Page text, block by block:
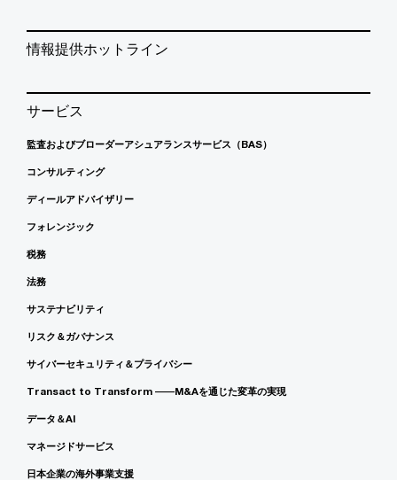
情報提供ホットライン
サービス
監査およびブローダーアシュアランスサービス（BAS）
コンサルティング
ディールアドバイザリー
フォレンジック
税務
法務
サステナビリティ
リスク＆ガバナンス
サイバーセキュリティ＆プライバシー
Transact to Transform ――M&Aを通じた変革の実現
データ＆AI
マネージドサービス
日本企業の海外事業支援